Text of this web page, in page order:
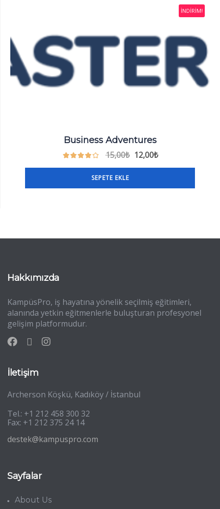
İNDIRIM!
Business Adventures
15,00₺ 12,00₺
SEPETE EKLE
Hakkımızda
KampüsPro, iş hayatına yönelik seçilmiş eğitimleri,
alanında yetkin eğitmenlerle buluşturan profesyonel
gelişim platformudur.
İletişim
Archerson Köşkü, Kadıköy / İstanbul
Tel.: +1 212 458 300 32
Fax: +1 212 375 24 14
destek@kampuspro.com
Sayfalar
About Us